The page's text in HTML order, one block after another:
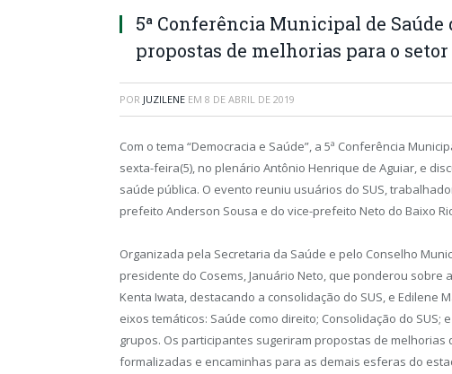
5ª Conferência Municipal de
propostas de melhorias para o setor
POR JUZILENE EM 8 DE ABRIL DE 2019
Com o tema “Democracia e Saúde”, a 5ª Conferência
sexta-feira(5), no plenário Antônio Henrique de Aguiar, e
saúde pública. O evento reuniu usuários do SUS,
prefeito Anderson Sousa e do vice-prefeito Neto do Baixo
Organizada pela Secretaria da Saúde e pelo Conselho
presidente do Cosems, Januário Neto, que ponderou sobre
Kenta Iwata, destacando a consolidação do SUS, e Edilene
eixos temáticos: Saúde como direito; Consolidação do SUS;
grupos. Os participantes sugeriram propostas de
formalizadas e encaminhas para as demais esferas do